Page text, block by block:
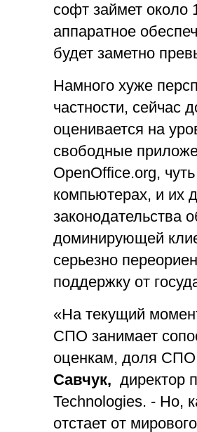
софт займет около
аппаратное
будет заметно
Намного хуже
частности, сейчас
оценивается на
свободные
OpenOffice.org,
компьютерах, и их
законодательства
доминирующей
серьезно
поддержку от
«На текущий
СПО занимает
оценкам, доля СПО
Савчук, директор
Technologies. - Но,
отстает от